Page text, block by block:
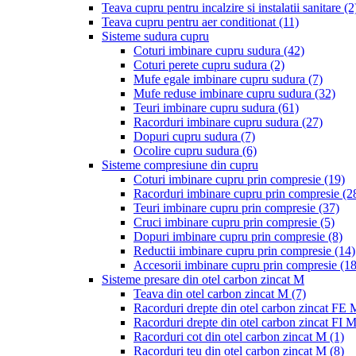
Teava cupru pentru incalzire si instalatii sanitare
Teava cupru pentru aer conditionat (11)
Sisteme sudura cupru
Coturi imbinare cupru sudura (42)
Coturi perete cupru sudura (2)
Mufe egale imbinare cupru sudura (7)
Mufe reduse imbinare cupru sudura (32)
Teuri imbinare cupru sudura (61)
Racorduri imbinare cupru sudura (27)
Dopuri cupru sudura (7)
Ocolire cupru sudura (6)
Sisteme compresiune din cupru
Coturi imbinare cupru prin compresie (19)
Racorduri imbinare cupru prin compresie
Teuri imbinare cupru prin compresie (37)
Cruci imbinare cupru prin compresie (5)
Dopuri imbinare cupru prin compresie (8)
Reductii imbinare cupru prin compresie (14)
Accesorii imbinare cupru prin compresie
Sisteme presare din otel carbon zincat M
Teava din otel carbon zincat M (7)
Racorduri drepte din otel carbon zincat FE
Racorduri drepte din otel carbon zincat FI M
Racorduri cot din otel carbon zincat M (1)
Racorduri teu din otel carbon zincat M (8)